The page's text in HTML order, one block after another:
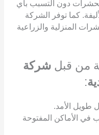
دون التسبب بأي
كما توفر الشركة
المنزلية والزراعية
من قبل شركة
:
طويل الأمد.
في الأماكن المفتوحة